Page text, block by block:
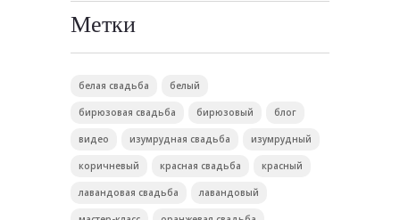
Метки
белая свадьба белый
бирюзовая свадьба бирюзовый блог
видео изумрудная свадьба изумрудный
коричневый красная свадьба красный
лавандовая свадьба лавандовый